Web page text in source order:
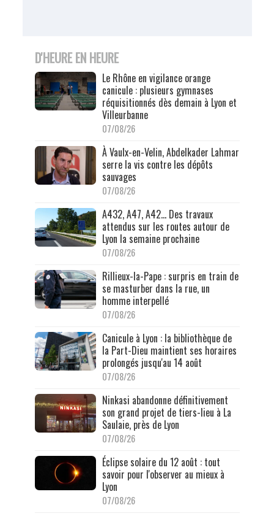
D'HEURE EN HEURE
Le Rhône en vigilance orange
canicule : plusieurs gymnases
réquisitionnés dès demain à Lyon et
Villeurbanne
07/08/26
À Vaulx-en-Velin, Abdelkader Lahmar
serre la vis contre les dépôts
sauvages
07/08/26
A432, A47, A42… Des travaux
attendus sur les routes autour de
Lyon la semaine prochaine
07/08/26
Rillieux-la-Pape : surpris en train de
se masturber dans la rue, un
homme interpellé
07/08/26
Canicule à Lyon : la bibliothèque de
la Part-Dieu maintient ses horaires
prolongés jusqu'au 14 août
07/08/26
Ninkasi abandonne définitivement
son grand projet de tiers-lieu à La
Saulaie, près de Lyon
07/08/26
Éclipse solaire du 12 août : tout
savoir pour l'observer au mieux à
Lyon
07/08/26